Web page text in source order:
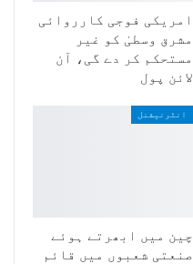
امریکی فوجی کارروائی
مشرق وسطیٰ کو غیر
مستحکم کر دے گی، آن
لائن پول
انٹرنیشنل
چین میں ابھرتے ہوئے
صنعتی شعبوں میں قائم